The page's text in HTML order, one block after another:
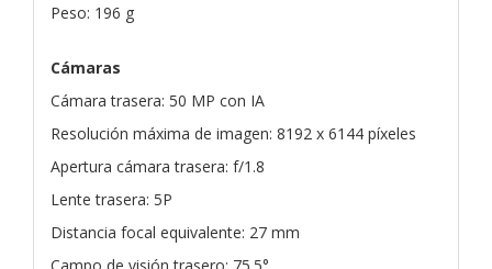
Peso: 196 g
Cámaras
Cámara trasera: 50 MP con IA
Resolución máxima de imagen: 8192 x 6144 píxeles
Apertura cámara trasera: f/1.8
Lente trasera: 5P
Distancia focal equivalente: 27 mm
Campo de visión trasero: 75.5°